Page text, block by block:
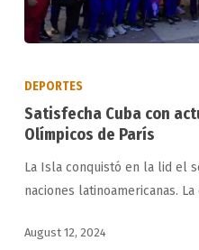
actuación
Juegos
Olímpicos
París
DEPORTES
Satisfecha Cuba con
Olímpicos de París
La Isla conquistó en la lid el
naciones latinoamericanas.
August 12, 2024